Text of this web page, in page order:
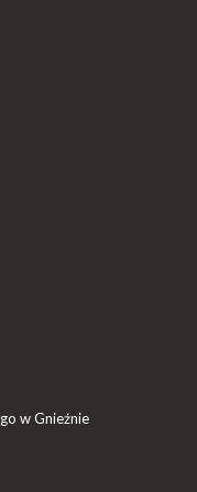
w Gnieźnie